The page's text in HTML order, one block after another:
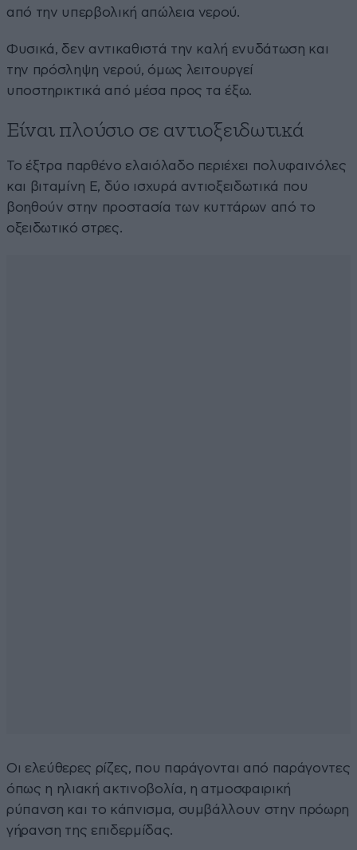
από την υπερβολική απώλεια νερού.
Φυσικά, δεν αντικαθιστά την καλή ενυδάτωση και
την πρόσληψη νερού, όμως λειτουργεί
υποστηρικτικά από μέσα προς τα έξω.
Είναι πλούσιο σε αντιοξειδωτικά
Το έξτρα παρθένο ελαιόλαδο περιέχει πολυφαινόλες
και βιταμίνη Ε, δύο ισχυρά αντιοξειδωτικά που
βοηθούν στην προστασία των κυττάρων από το
οξειδωτικό στρες.
Οι ελεύθερες ρίζες, που παράγονται από παράγοντες
όπως η ηλιακή ακτινοβολία, η ατμοσφαιρική
ρύπανση και το κάπνισμα, συμβάλλουν στην πρόωρη
γήρανση της επιδερμίδας.